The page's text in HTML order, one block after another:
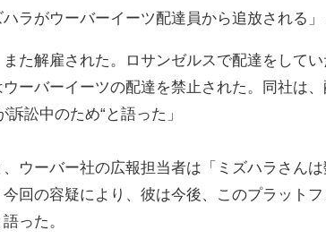
ラがウーバーイーツ配達員から追放される」
また解雇された。ロサンゼルスで配達をして
ウーバーイーツの配達を禁止された。同社は
訴訟中のため“と語った」
ウーバー社の広報担当者は「ミズハラさんは
今回の容疑により、彼は今後、このプラット
った。